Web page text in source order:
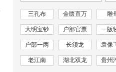
三孔布 金匮直万 雕
大明宝钞 户部官票 一版
户部一两 长须龙 袁像
老江南 湖北双龙 贵州